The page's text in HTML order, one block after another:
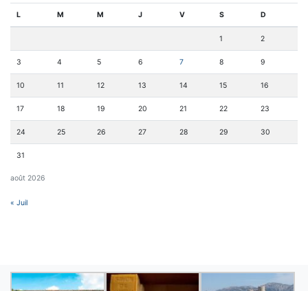
août 2026
L M M J V S D
1 2
3 4 5 6 7 8 9
10 11 12 13 14 15 16
17 18 19 20 21 22 23
24 25 26 27 28 29 30
31
« Juil